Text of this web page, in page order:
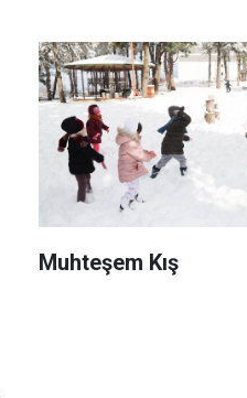
Muhteşem Kış